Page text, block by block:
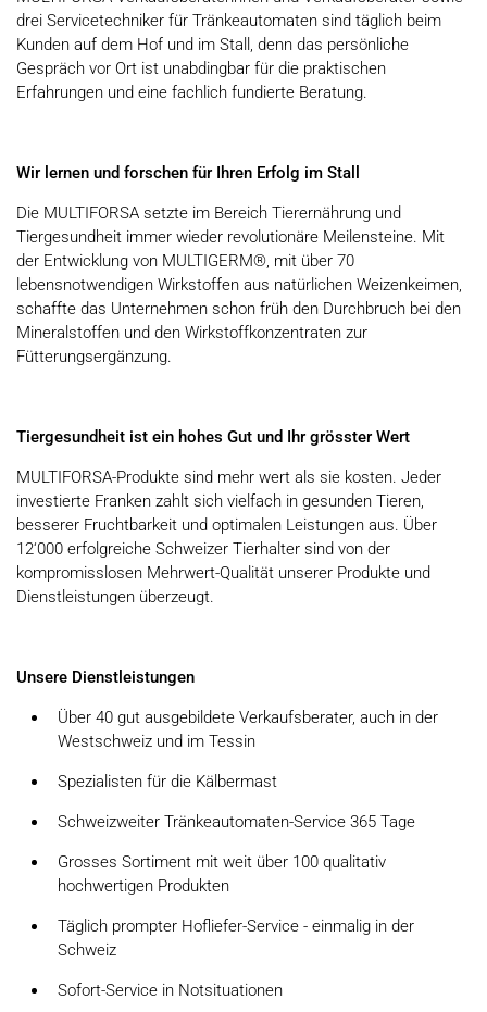
drei Servicetechniker für Tränkeautomaten sind täglich beim
Kunden auf dem Hof und im Stall, denn das persönliche
Gespräch vor Ort ist unabdingbar für die praktischen
Erfahrungen und eine fachlich fundierte Beratung.
Wir lernen und forschen für Ihren Erfolg im Stall
Die MULTIFORSA setzte im Bereich Tierernährung und
Tiergesundheit immer wieder revolutionäre Meilensteine. Mit
der Entwicklung von MULTIGERM®, mit über 70
lebensnotwendigen Wirkstoffen aus natürlichen Weizenkeimen,
schaffte das Unternehmen schon früh den Durchbruch bei den
Mineralstoffen und den Wirkstoffkonzentraten zur
Fütterungsergänzung.
Tiergesundheit ist ein hohes Gut und Ihr grösster Wert
MULTIFORSA-Produkte sind mehr wert als sie kosten. Jeder
investierte Franken zahlt sich vielfach in gesunden Tieren,
besserer Fruchtbarkeit und optimalen Leistungen aus. Über
12‘000 erfolgreiche Schweizer Tierhalter sind von der
kompromisslosen Mehrwert-Qualität unserer Produkte und
Dienstleistungen überzeugt.
Unsere Dienstleistungen
Über 40 gut ausgebildete Verkaufsberater, auch in der
Westschweiz und im Tessin
Spezialisten für die Kälbermast
Schweizweiter Tränkeautomaten-Service 365 Tage
Grosses Sortiment mit weit über 100 qualitativ
hochwertigen Produkten
Täglich prompter Hofliefer-Service - einmalig in der
Schweiz
Sofort-Service in Notsituationen